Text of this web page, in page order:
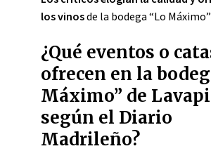
los vinosde la bodega “Lo
¿Qué eventos o
ofrecen en la
Máximo” de
según el Diario
Madrileño?